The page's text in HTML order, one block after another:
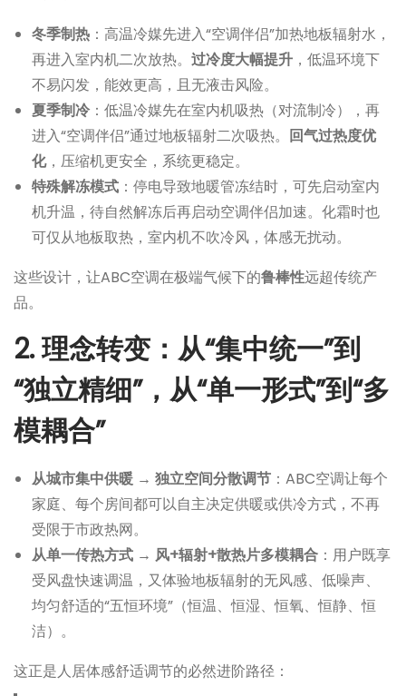
冬季制热 ：高温冷媒先进入“空调伴侣”加热地板辐射水，
再进入室内机二次放热。 过冷度大幅提升 ，低温环境下
不易闪发，能效更高，且无液击风险。
夏季制冷：低温冷媒先在室内机吸热（对流制冷），再
进入“空调伴侣”通过地板辐射二次吸热。 回气过热度优
化，压缩机更安全，系统更稳定。
特殊解冻模式 ：停电导致地暖管冻结时，可先启动室内
机升温，待自然解冻后再启动空调伴侣加速。化霜时也
可仅从地板取热，室内机不吹冷风，体感无扰动。
这些设计，让ABC空调在极端气候下的鲁棒性远超传统产
品。
2. 理念转变：从“集中统一”到
“独立精细”，从“单一形式”到“多
模耦合”
从城市集中供暖 → 独立空间分散调节 ：ABC空调让每个
家庭、每个房间都可以自主决定供暖或供冷方式，不再
受限于市政热网。
从单一传热方式 → 风+辐射+散热片多模耦合 ：用户既享
受风盘快速调温，又体验地板辐射的无风感、低噪声、
均匀舒适的“五恒环境”（恒温、恒湿、恒氧、恒静、恒
洁）。
这正是人居体感舒适调节的必然进阶路径：